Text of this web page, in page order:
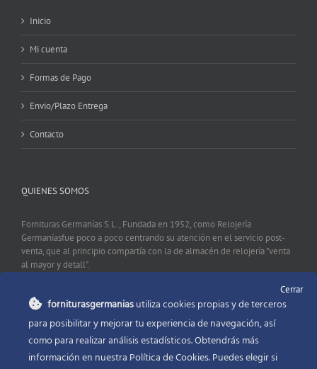
Inicio
Mi cuenta
Formas de Pago
Envio/Plazo Entrega
Contacto
QUIENES SOMOS
Fornituras Germanías S.L., Fundada en 1952, como Relojería
Germaníasfue poco a poco centrando su atención en el servicio post-
venta, que al principio compartía con la de almacén de relojería "venta
al mayor y detall".
CONTACTO
Fornituras Germanías, Calle Sevilla 2, 46006 Valencia España
Phone:96 341 53 35
Cerrar
forniturasgermaniasutiliza cookies propias y de terceros
para posibilitar y mejorar tu experiencia de navegación, así
como para realizar análisis estadísticos. Obtendrás más
información en nuestra Política de Cookies. Puedes elegir si